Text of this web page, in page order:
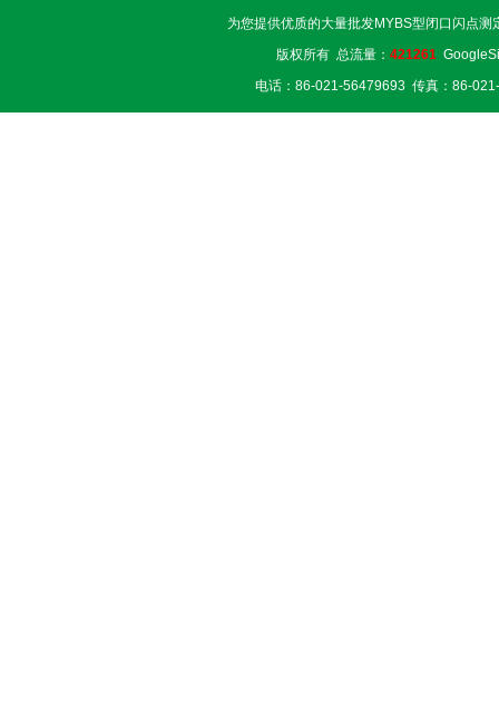
为您提供优质的大量批发MYBS型闭口闪点
版权所有 总流量： 421261
电话：86-021-56479693 传真：86-